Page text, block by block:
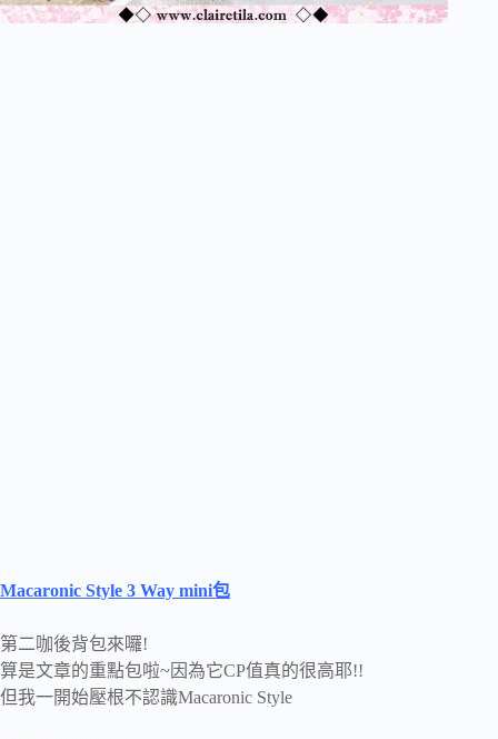
Macaronic Style 3 Way mini包
第二咖後背包來囉!
算是文章的重點包啦~因為它CP值真的很高耶!!
但我一開始壓根不認識Macaronic Style